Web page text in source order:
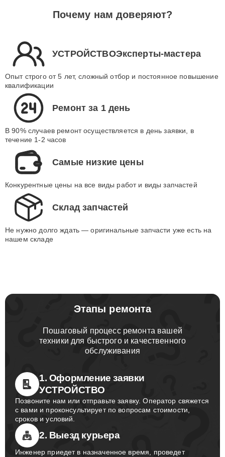
Почему нам доверяют?
УСТРОЙСТВОЭксперты-мастера
Опыт строго от 5 лет, сложный отбор и постоянное повышение
квалификации
Ремонт за 1 день
В 90% случаев ремонт осуществляется в день заявки, в
течение 1-2 часов
Самые низкие цены
Конкурентные цены на все виды работ и виды запчастей
Склад запчастей
Не нужно долго ждать — оригинальные запчасти уже есть на
нашем складе
Этапы ремонта
Пошаговый процесс ремонта вашей
техники для быстрого и качественного
обслуживания
1. Оформление заявки
УСТРОЙСТВО
Позвоните нам или отправьте заявку. Оператор свяжется
с вами и проконсультирует по вопросам стоимости,
сроков и условий.
2. Выезд курьера
Инженер приедет в назначенное время, проведет